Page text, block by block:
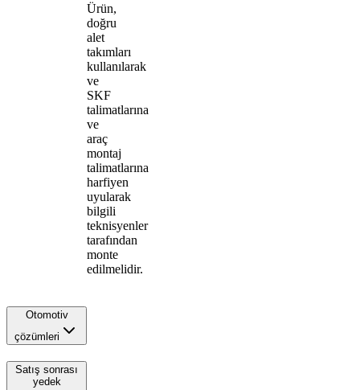
Ürün,
doğru
alet
takımları
kullanılarak
ve
SKF
talimatlarına
ve
araç
montaj
talimatlarına
harfiyen
uyularak
bilgili
teknisyenler
tarafından
monte
edilmelidir.
Otomotiv
çözümleri
Satış sonrası
yedek